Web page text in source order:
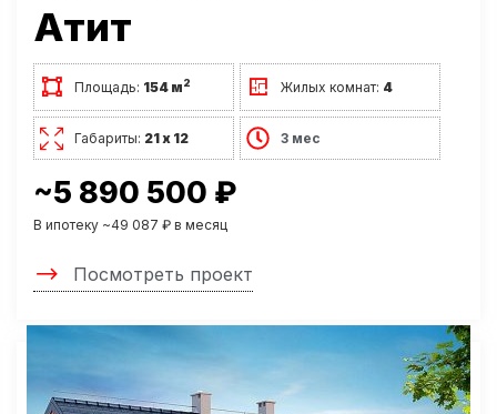
Атит
Площадь: 154 м2 Жилых комнат: 4
Габариты: 21 х 12 3 мес
~5 890 500 ₽
В ипотеку ~49 087 ₽ в месяц
Посмотреть проект